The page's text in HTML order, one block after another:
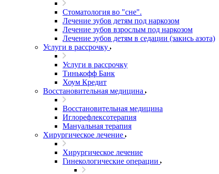
Стоматология во "сне".
Лечение зубов детям под наркозом
Лечение зубов взрослым под наркозом
Лечение зубов детям в седации (закись азота)
Услуги в рассрочку
Услуги в рассрочку
Тинькофф Банк
Хоум Кредит
Восстановительная медицина
Восстановительная медицина
Иглорефлексотерапия
Мануальная терапия
Хирургическое лечение
Хирургическое лечение
Гинекологические операции